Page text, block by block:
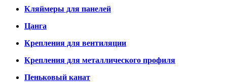
Кляймеры для панелей
Цанга
Крепления для вентиляции
Крепления для металлического профиля
Пеньковый канат